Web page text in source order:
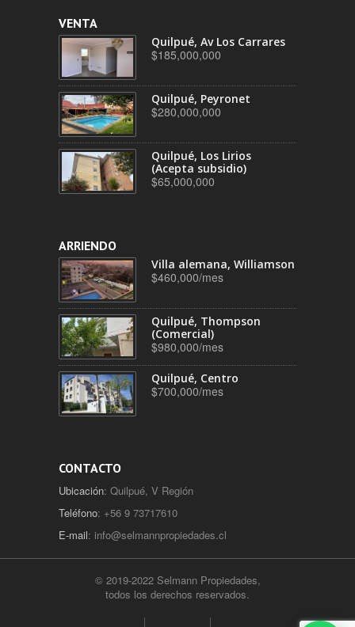
VENTA
Quilpué, Av Los Carrares
$185,000,000
Quilpué, Peyronet
$280,000,000
Quilpué, Los Lirios
(Acepta subsidio)
$65,000,000
ARRIENDO
Villa alemana, Williamson
$460,000/mes
Quilpué, Thompson
(Comercial)
$980,000/mes
Quilpué, Centro
$700,000/mes
CONTACTO
Ubicación: Quilpué, V Región
Teléfono: +56 9 73717610
E-mail: info@selmannpropiedades.cl
© 2019-2022 Selmann Propiedades,
todos los derechos reservados.